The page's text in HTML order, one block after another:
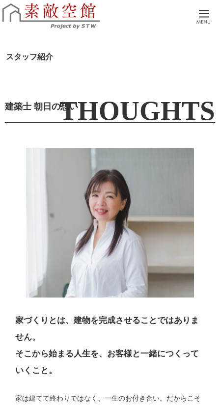
スタッフ紹介
本物の家づくり。広島市 廿日市市 自然素材でつくる注文住宅・リノベーションを
広島市・廿日市の工務店。土地探しからアフターサポートまで、全てサポート
建築士 朝日の想い
家づくりとは、建物を完成させることではありま
せん。
そこから始まる人生を、お客様と一緒につくって
いくこと。
家は建てて終わりではなく、一生のお付き合い。だからこそ